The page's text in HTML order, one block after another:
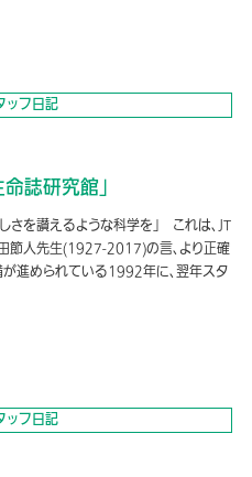
ッフ日記
命誌研究館」
さを讃えるような科学を」 これは、JT
節人先生(1927-2017)の言、より正確
進められている1992年に、翌年スタ
ッフ日記